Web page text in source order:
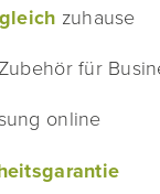
zuhause
für
online